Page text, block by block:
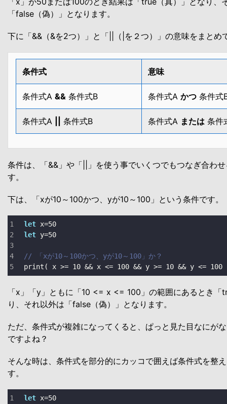
「false（偽）」となります。
下に「&&（&を2つ）」と「||（|を２つ）」の意味をまとめ
条件式 意味
条件式A && 条件式B 条件式A かつ 条件式
条件式A 条件式B 条件式A または 条件
条件は、「&&」や「||」を使う事でいくつでもつなぎ合わ
す。
下は、「xが10～100かつ、yが10～100」という条件です。
let x=50
let y=50
// 「xが10～100かつ、yが10～100」か？
print ( x >= 10 && x <= 100 && y >= 10 && y <= 100
「x」「y」ともに「10 <= x <= 100」の範囲にあるとき「
り、それ以外は「false（偽）」となります。
ただ、条件式が複雑になってくると、ぱっと見た目なにが
ですよね？
そんな時は、条件式を部分的にカッコで囲えば条件式を整
す。
let x=50